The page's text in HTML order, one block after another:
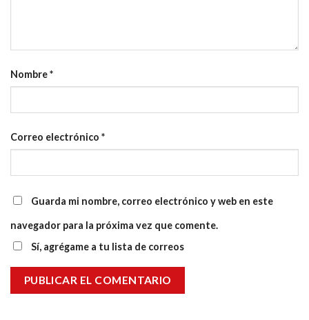
Nombre*
Correo electrónico *
Guarda mi nombre, correo electrónico y web en este
navegador para la próxima vez que comente.
Sí, agrégame a tu lista de correos